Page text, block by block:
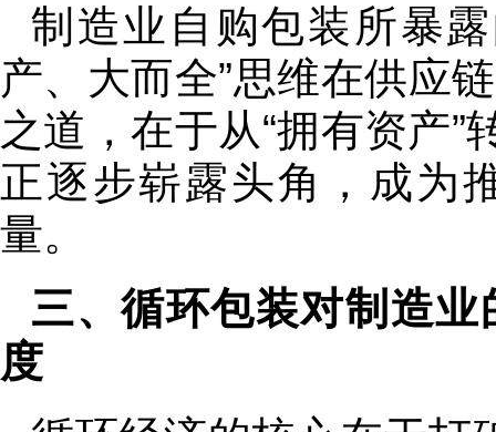
制造业自购包装所暴
产、大而全”思维在供应
之道，在于从“拥有资产”
正逐步崭露头角，成为
量。
三、循环包装对制造
度